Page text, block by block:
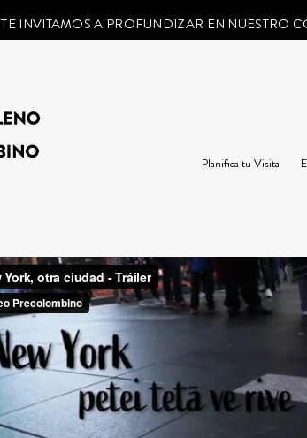
TE INVITAMOS A PROFUNDIZAR EN NUESTRO
Planifica tu Visita